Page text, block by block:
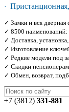
·
✓ Замки и вся дверная
✓ 8500 наименований:
✓ Доставка,
✓ Изготовление
✓ Редкие модели под
✓ Скидки
✓ Обмен, возврат,
+7 (3812) 331-881